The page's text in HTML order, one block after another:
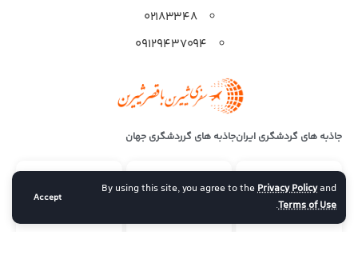
By using this site, you agree to thePrivacy Policyand
Terms of Use
.
Accept
۰۲۱۸۳۳۴۸
۰۹۱۲۹۴۳۷۰۹۴
جاذبه های گردشگری ایرانجاذبه های گرردشگری جهان
23k
1k
2.6k